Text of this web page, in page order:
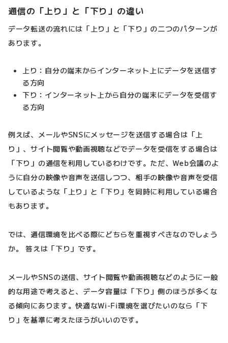
通信の「上り」と「下り」の違い
データ転送の流れには「上り」と「下り」の二つのパターンが
あります。
上り：自分の端末からインターネット上にデータを送信す
る方向
下り：インターネット上から自分の端末にデータを受信す
る方向
例えば、メールやSNSにメッセージを送信する場合は「上
り」、サイト閲覧や動画視聴などでデータを受信をする場合は
「下り」の通信を利用しているわけです。ただ、Web会議のよ
うに自分の映像や音声を送信しつつ、相手の映像や音声を受信
しているような「上り」と「下り」を同時に利用している場合
もあります。
では、通信環境を比べる際にどちらを重視すべきなのでしょう
か。 答えは「下り」です。
メールやSNSの送信、サイト閲覧や動画視聴などのように一般
的な用途で考えると、データ容量は「下り」側のほうが多くな
る傾向にあります。快適なWi-Fi環境を選びたいのなら「下
り」を基準に考えたほうがいいのです。